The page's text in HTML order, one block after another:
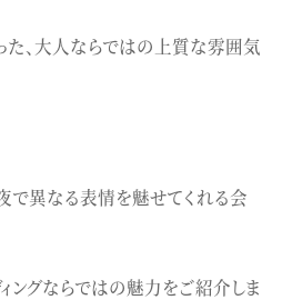
、大人ならではの上質な雰囲気
で異なる表情を魅せてくれる会
ングならではの魅力をご紹介しま